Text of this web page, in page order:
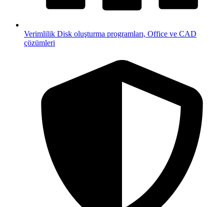
Verimlilik Disk oluşturma programları, Office ve CAD
çözümleri